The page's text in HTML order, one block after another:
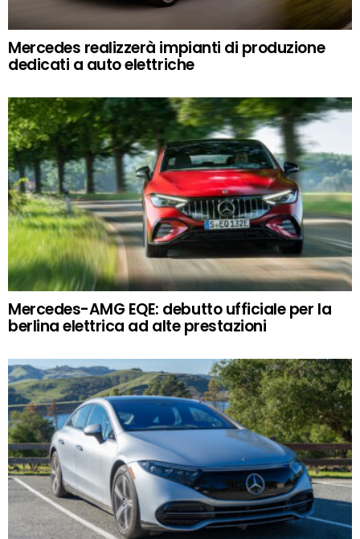
Mercedes realizzerà impianti di produzione
dedicati a auto elettriche
Mercedes-AMG EQE: debutto ufficiale per la
berlina elettrica ad alte prestazioni